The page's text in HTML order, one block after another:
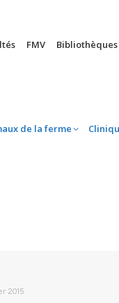
FMV Bibliothèques
de la ferme
2015